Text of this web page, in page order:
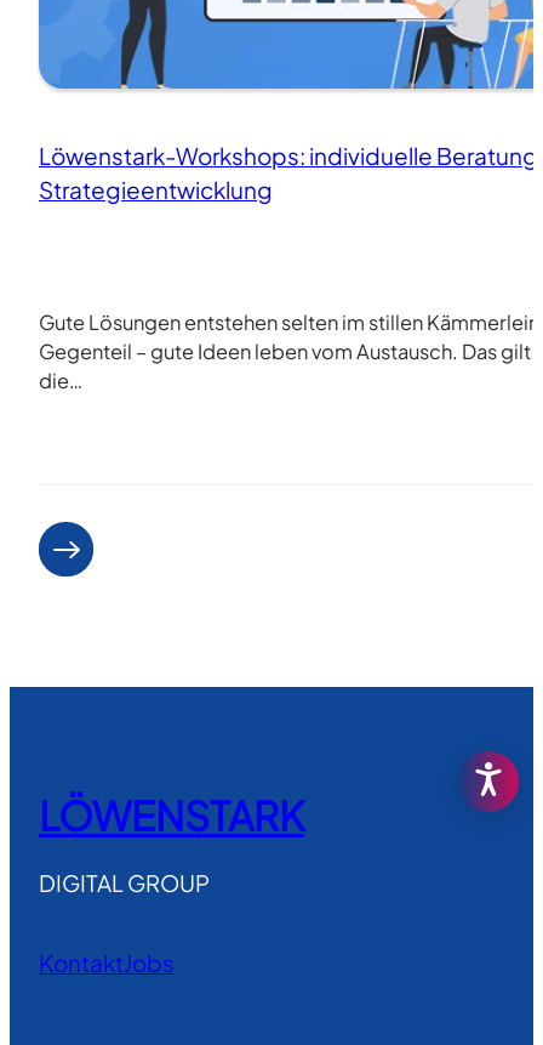
Löwenstark-Workshops: individuelle Beratung
Strategieentwicklung
Gute Lösungen entstehen selten im stillen
Gegenteil – gute Ideen leben vom Austausch. Das gilt
die…
Weiterlesen
LÖWENSTARK
DIGITAL GROUP
KontaktJobs